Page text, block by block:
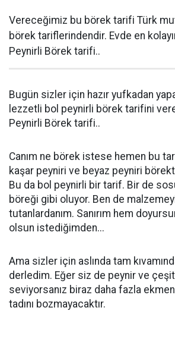
Vereceğimiz bu börek tarifi Türk
börek tariflerindendir. Evde en
Peynirli Börek tarifi..
Bugün sizler için hazır yufkadan
lezzetli bol peynirli börek tarifini
Peynirli Börek tarifi..
Canım ne börek istese hemen bu
kaşar peyniri ve beyaz peyniri
Bu da bol peynirli bir tarif. Bir de
böreği gibi oluyor. Ben de
tutanlardanım. Sanırım hem
olsun istediğimden...
Ama sizler için aslında tam
derledim. Eğer siz de peynir ve
seviyorsanız biraz daha fazla
tadını bozmayacaktır.